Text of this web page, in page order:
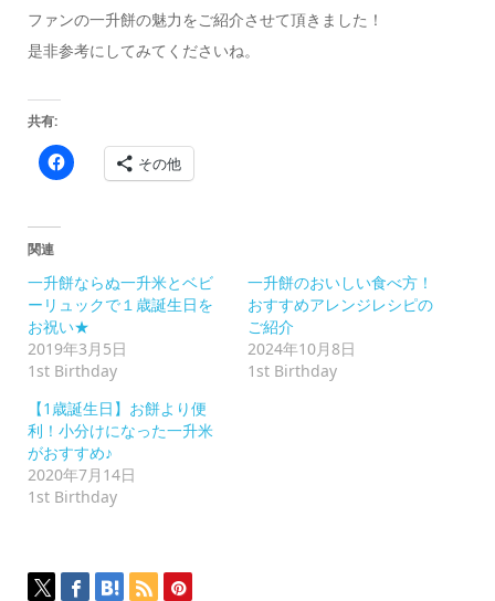
ファンの一升餅の魅力をご紹介させて頂きました！
是非参考にしてみてくださいね。
共有:
Facebook
で
ク
リ
ッ
ク
し
て
く
だ
い
(新
し
い
ウ
ィ
ン
ド
ま
す)
その他
関連
一升餅ならぬ一升米とベビ
ーリュックで１歳誕生日を
お祝い★
2019年3月5日
1st Birthday
一升餅のおいしい食べ方！
おすすめアレンジレシピの
ご紹介
2024年10月8日
1st Birthday
【1歳誕生日】お餅より便
利！小分けになった一升米
がおすすめ♪
2020年7月14日
1st Birthday